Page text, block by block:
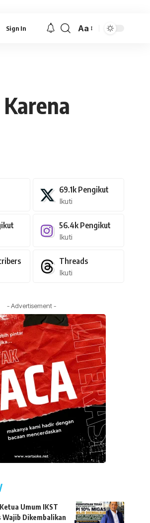
Sign In
Font
Aa
69.1k Pengikut
Ikuti
56.4k Pengikut
Ikuti
Threads
Ikuti
- Advertisement -
Umum IKST
Wajib Dikembalikan